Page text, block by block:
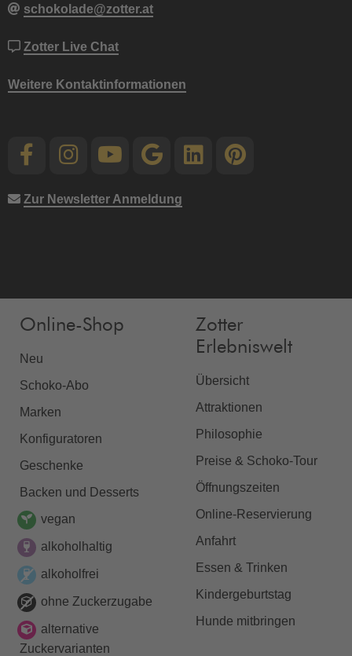
schokolade@zotter.at
Zotter Live Chat
Weitere Kontaktinformationen
Zur Newsletter Anmeldung
Online-Shop
Neu
Schoko-Abo
Marken
Konfiguratoren
Geschenke
Backen und Desserts
vegan
alkoholhaltig
alkoholfrei
ohne Zuckerzugabe
alternative
Zuckervarianten
Zotter
Erlebniswelt
Übersicht
Attraktionen
Philosophie
Preise & Schoko-Tour
Öffnungszeiten
Online-Reservierung
Anfahrt
Essen & Trinken
Kindergeburtstag
Hunde mitbringen